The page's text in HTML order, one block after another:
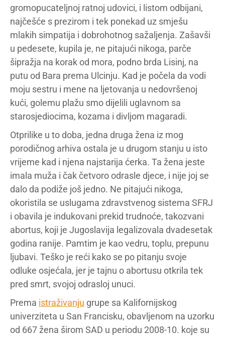
gromopucateljnoj ratnoj udovici, i listom odbijani,
najčešće s prezirom i tek ponekad uz smješu
mlakih simpatija i dobrohotnog sažaljenja. Zašavši
u pedesete, kupila je, ne pitajući nikoga, parče
šipražja na korak od mora, podno brda Lisinj, na
putu od Bara prema Ulcinju. Kad je počela da vodi
moju sestru i mene na ljetovanja u nedovršenoj
kući, golemu plažu smo dijelili uglavnom sa
starosjediocima, kozama i divljom magaradi.
Otprilike u to doba, jedna druga žena iz mog
porodičnog arhiva ostala je u drugom stanju u isto
vrijeme kad i njena najstarija ćerka. Ta žena jeste
imala muža i čak četvoro odrasle djece, i nije joj se
dalo da podiže još jedno. Ne pitajući nikoga,
okoristila se uslugama zdravstvenog sistema SFRJ
i obavila je indukovani prekid trudnoće, takozvani
abortus, koji je Jugoslavija legalizovala dvadesetak
godina ranije. Pamtim je kao vedru, toplu, prepunu
ljubavi. Teško je reći kako se po pitanju svoje
odluke osjećala, jer je tajnu o abortusu otkrila tek
pred smrt, svojoj odrasloj unuci.
Prema istraživanju grupe sa Kalifornijskog
univerziteta u San Francisku, obavljenom na uzorku
od 667 žena širom SAD u periodu 2008-10. koje su